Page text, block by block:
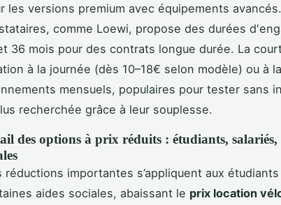
les versions premium avec équipements
comme Loewi, propose des durées
36 mois pour des contrats longue durée. La
à la journée (dès 10–18€ selon modèle) ou à
mensuels, populaires pour tester sans
recherchée grâce à leur souplesse.
des options à prix réduits : étudiants, salariés,
réductions importantes s’appliquent aux
aides sociales, abaissant le prix location